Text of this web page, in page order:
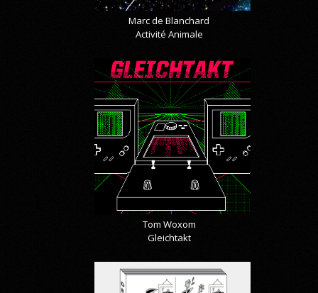
Marc de Blanchard
Activité Animale
Tom Woxom
Gleichtakt